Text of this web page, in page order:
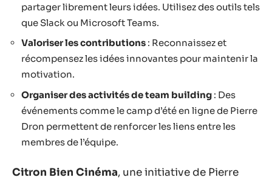
partager librement leurs idées. Utilisez des outils tels
que Slack ou Microsoft Teams.
Valoriser les contributions : Reconnaissez et
récompensez les idées innovantes pour maintenir la
motivation.
Organiser des activités de team building : Des
événements comme le camp d’été en ligne de Pierre
Dron permettent de renforcer les liens entre les
membres de l’équipe.
Citron Bien Cinéma, une initiative de Pierre